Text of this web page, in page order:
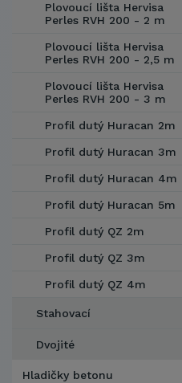
Plovoucí lišta Hervisa
Perles RVH 200 - 2 m
Plovoucí lišta Hervisa
Perles RVH 200 - 2,5 m
Plovoucí lišta Hervisa
Perles RVH 200 - 3 m
Profil dutý Huracan 2m
Profil dutý Huracan 3m
Profil dutý Huracan 4m
Profil dutý Huracan 5m
Profil dutý QZ 2m
Profil dutý QZ 3m
Profil dutý QZ 4m
Stahovací
Dvojité
Hladičky betonu